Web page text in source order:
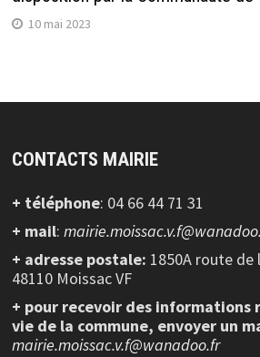
10 mai 2023
CONTACTS MAIRIE
+ téléphone: 04 66 44 71 31
+ mail:
+ adresse postale: 1850A route de
48110 Moissac VF
+ pour recevoir des informations
vie de la commune, envoyer un
mairie.moissac.v.f@wanadoo.fr